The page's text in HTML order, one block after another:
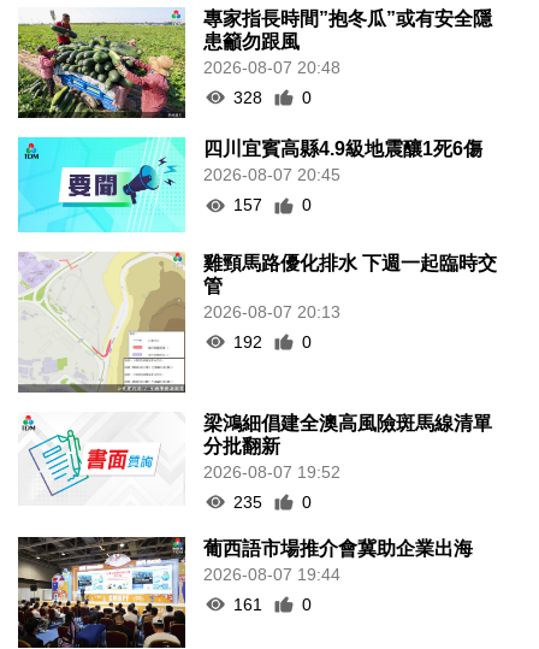
專家指長時間”抱冬瓜”或有安全隱
患籲勿跟風
2026-08-07 20:48
328
0
四川宜賓高縣4.9級地震釀1死6傷
2026-08-07 20:45
157
0
雞頸馬路優化排水 下週一起臨時交
管
2026-08-07 20:13
192
0
梁鴻細倡建全澳高風險斑馬線清單
分批翻新
2026-08-07 19:52
235
0
葡西語市場推介會冀助企業出海
2026-08-07 19:44
161
0